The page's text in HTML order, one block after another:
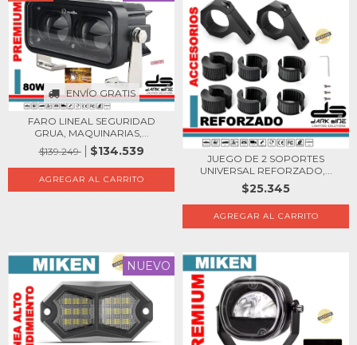
ENVÍO GRATIS
FARO LINEAL SEGURIDAD
GRUA, MAQUINARIAS,...
$139.249
$134.539
JUEGO DE 2 SOPORTES
UNIVERSAL REFORZADO,...
$25.345
NUEVO